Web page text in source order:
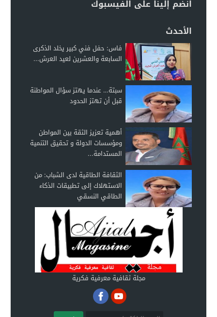
انضم إلينا على الفيسبوك
الأحدث
فاس: حفل فني كبير يخلد الذكرى
السابعة والعشرين لعيد العرش...
سبتة… عندما يهتز سؤال المواطنة
قبل أن تهتز الحدود
أهمية تعزيز الثقة بين المواطن
ومؤسسات الدولة و تحقيق التنمية
المستدامة...
الثقافة الطاقية لدى الشباب: من
الاستهلاك إلى تطبيقات الذكاء
الطاقي النسقي
مجلة ثقافية معرفية فكرية